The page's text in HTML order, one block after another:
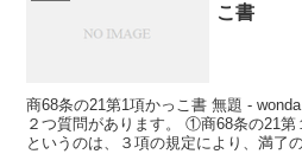
こ書
商68条の21第1項かっこ書 無題 -
２つ質問があります。 ①商68条の21第
というのは、３項の規定により、満了